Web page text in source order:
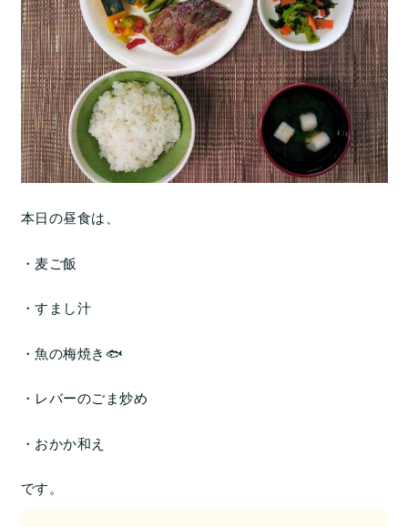
本日の昼食は、
・麦ご飯
・すまし汁
・魚の梅焼き🐟
・レバーのごま炒め
・おかか和え
です。